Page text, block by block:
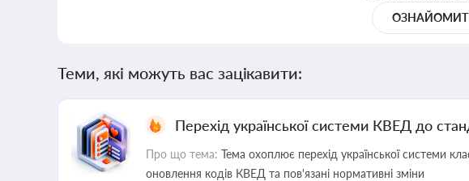
Теми, які можуть вас зацікавити:
Перехід української системи КВЕД до
Про що тема: Тема охоплює перехід української системи
оновлення кодів КВЕД та пов'язані нормативні зміни